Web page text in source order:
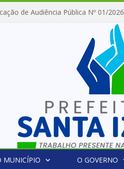
de Audiência Pública Nº 01/2026
MUNICÍPIO O GOVERNO